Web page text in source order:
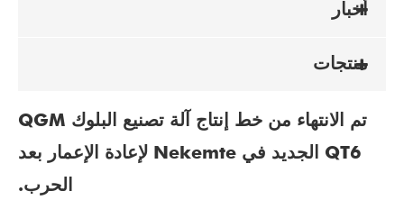
أخبار
منتجات
تم الانتهاء من خط إنتاج آلة تصنيع البلوك QGM
QT6 الجديد في Nekemte لإعادة الإعمار بعد
الحرب.